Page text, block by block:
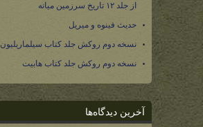
از جلد ۱۲ تاریخ سرزمین میانه
حدیث فینوه و میریل
نسخه دوم روکش جلد کتاب سیلماریلیون
نسخه دوم روکش جلد کتاب هابیت
آخرین دیدگاه‌ها